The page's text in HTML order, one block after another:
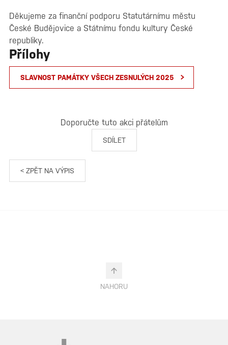
Děkujeme za finanční podporu Statutárnímu městu
České Budějovice a Státnímu fondu kultury České
republiky.
Přílohy
SLAVNOST PAMÁTKY VŠECH ZESNULÝCH 2025
Doporučte tuto akci přátelům
SDÍLET
< ZPĚT NA VÝPIS
NAHORU